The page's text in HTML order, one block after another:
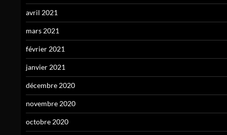
avril 2021
mars 2021
février 2021
janvier 2021
décembre 2020
novembre 2020
octobre 2020